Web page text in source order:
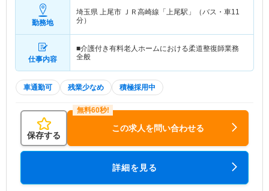
勤務地
埼玉県 上尾市 ＪＲ高崎線「上尾駅」（バス・車11
分）
仕事内容
■介護付き有料老人ホームにおける柔道整復師業務
全般
車通勤可 残業少なめ 積極採用中
保存する
この求人を問い合わせる
詳細を見る